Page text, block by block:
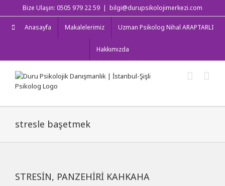
to
content
Bize Ulaşın: 0505 979 22 59 | bilgi@durupsikolojimerkezi.com
Anasayfa Makalelerimiz Uzman Psikolog Nihal ARAPTARLI
Hakkımızda
stresle başetmek
STRESİN, PANZEHİRİ KAHKAHA